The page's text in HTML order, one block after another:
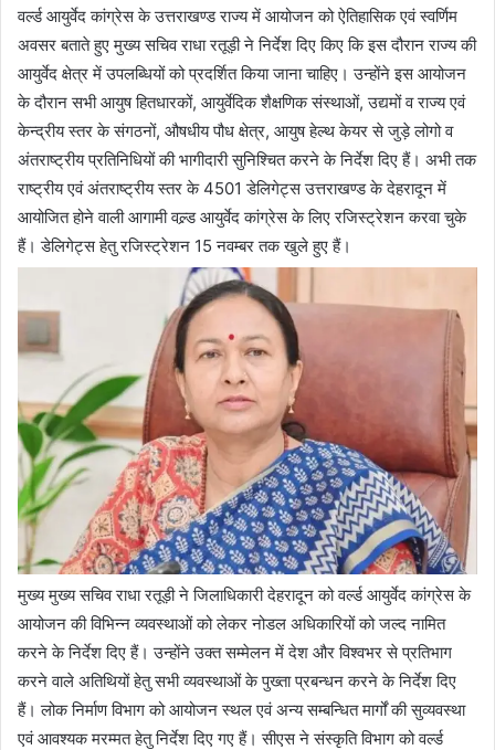
वर्ल्ड आयुर्वेद कांग्रेस के उत्तराखण्ड राज्य में आयोजन को ऐतिहासिक एवं स्वर्णिम
अवसर बताते हुए मुख्य सचिव राधा रतूड़ी ने निर्देश दिए किए कि इस दौरान राज्य की
आयुर्वेद क्षेत्र में उपलब्धियों को प्रदर्शित किया जाना चाहिए। उन्होंने इस आयोजन
के दौरान सभी आयुष हितधारकों, आयुर्वेदिक शैक्षणिक संस्थाओं, उद्यमों व राज्य एवं
केन्द्रीय स्तर के संगठनों, औषधीय पौध क्षेत्र, आयुष हेल्थ केयर से जुड़े लोगो व
अंतराष्ट्रीय प्रतिनिधियों की भागीदारी सुनिश्चित करने के निर्देश दिए हैं। अभी तक
राष्ट्रीय एवं अंतराष्ट्रीय स्तर के 4501 डेलिगेट्स उत्तराखण्ड के देहरादून में
आयोजित होने वाली आगामी वल्र्ड आयुर्वेद कांग्रेस के लिए रजिस्ट्रेशन करवा चुके
हैं। डेलिगेट्स हेतु रजिस्ट्रेशन 15 नवम्बर तक खुले हुए हैं।
मुख्य मुख्य सचिव राधा रतूड़ी ने जिलाधिकारी देहरादून को वर्ल्ड आयुर्वेद कांग्रेस के
आयोजन की विभिन्न व्यवस्थाओं को लेकर नोडल अधिकारियों को जल्द नामित
करने के निर्देश दिए हैं। उन्होंने उक्त सम्मेलन में देश और विश्वभर से प्रतिभाग
करने वाले अतिथियों हेतु सभी व्यवस्थाओं के पुख्ता प्रबन्धन करने के निर्देश दिए
हैं। लोक निर्माण विभाग को आयोजन स्थल एवं अन्य सम्बन्धित मार्गों की सुव्यवस्था
एवं आवश्यक मरम्मत हेतु निर्देश दिए गए हैं। सीएस ने संस्कृति विभाग को वर्ल्ड